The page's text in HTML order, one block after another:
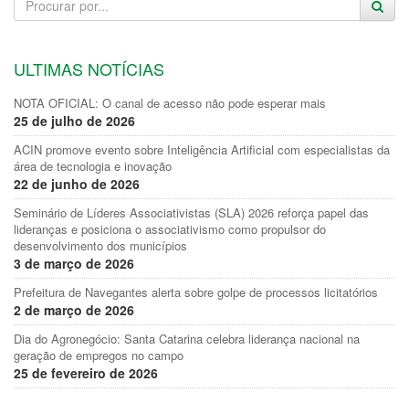
ULTIMAS NOTÍCIAS
NOTA OFICIAL: O canal de acesso não pode esperar mais
25 de julho de 2026
ACIN promove evento sobre Inteligência Artificial com especialistas da
área de tecnologia e inovação
22 de junho de 2026
Seminário de Líderes Associativistas (SLA) 2026 reforça papel das
lideranças e posiciona o associativismo como propulsor do
desenvolvimento dos municípios
3 de março de 2026
Prefeitura de Navegantes alerta sobre golpe de processos licitatórios
2 de março de 2026
Dia do Agronegócio: Santa Catarina celebra liderança nacional na
geração de empregos no campo
25 de fevereiro de 2026